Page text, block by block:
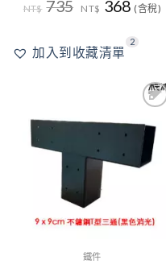
NT$ 735 原
始
NT$735。
NT$ 368 目
前
格：
(含稅)
加入到收藏清單
2
加入
藏清
單
鐵件